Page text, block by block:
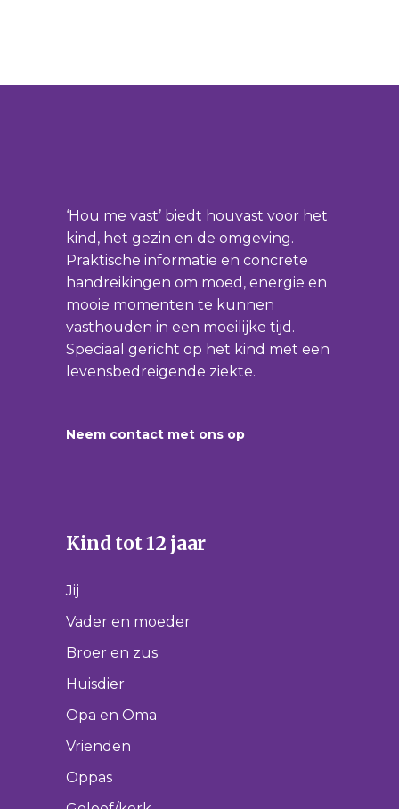
‘Hou me vast’ biedt houvast voor het
kind, het gezin en de omgeving.
Praktische informatie en concrete
handreikingen om moed, energie en
mooie momenten te kunnen
vasthouden in een moeilijke tijd.
Speciaal gericht op het kind met een
levensbedreigende ziekte.
Neem contact met ons op
Kind tot 12 jaar
Jij
Vader en moeder
Broer en zus
Huisdier
Opa en Oma
Vrienden
Oppas